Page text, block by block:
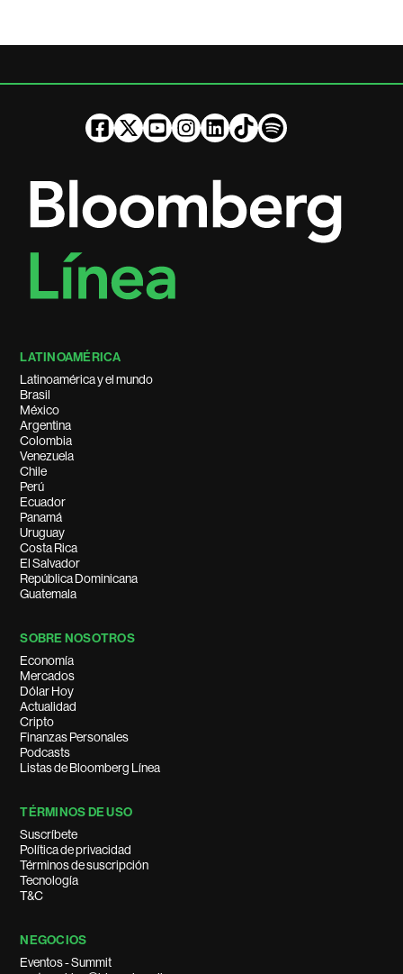
LATINOAMÉRICA
Latinoamérica y el mundo
Brasil
México
Argentina
Colombia
Venezuela
Chile
Perú
Ecuador
Panamá
Uruguay
Costa Rica
El Salvador
República Dominicana
Guatemala
SOBRE NOSOTROS
Economía
Mercados
Dólar Hoy
Actualidad
Cripto
Finanzas Personales
Podcasts
Listas de Bloomberg Línea
TÉRMINOS DE USO
Suscríbete
Política de privacidad
Términos de suscripción
Tecnología
T&C
NEGOCIOS
Eventos - Summit